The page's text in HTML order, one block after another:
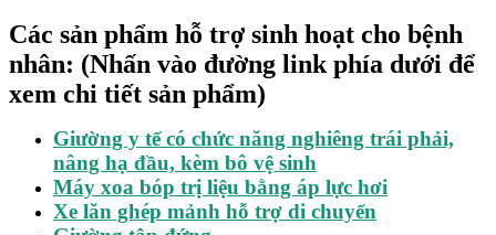
Các sản phẩm hỗ trợ sinh hoạt cho bệnh
nhân: (Nhấn vào đường link phía dưới để
xem chi tiết sản phẩm)
Giường y tế có chức năng nghiêng trái phải,
nâng hạ đầu, kèm bô vệ sinh
Máy xoa bóp trị liệu bằng áp lực hơi
Xe lăn ghép mảnh hỗ trợ di chuyển